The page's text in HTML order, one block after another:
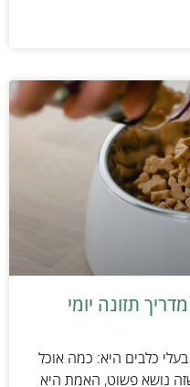
תזונה יומי
כלבים היא: כמה אוכל
נושא פשוט, האמת היא